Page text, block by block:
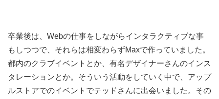
卒業後は、Webの仕事をしながらインタラクティブな事
もしつつで、それらは相変わらずMaxで作っていました。
都内のクラブイベントとか、有名デザイナーさんのインス
タレーションとか。そういう活動をしていく中で、アップ
ルストアでのイベントでテッドさんに出会いました。その